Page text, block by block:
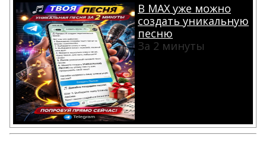
В MAX уже можно
создать уникальную
песню
За 2 минуты